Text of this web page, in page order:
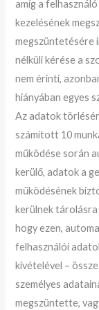
amíg a
kezelésének
megszüntetésére
nélküli kérése a
nem érinti,
hiányában egyes
Az adatok
számított 10
működése során
kerülő, adatok a
működésének
kerülnek
hogy ezen,
felhasználói
kivételével –
személyes
megszüntette,